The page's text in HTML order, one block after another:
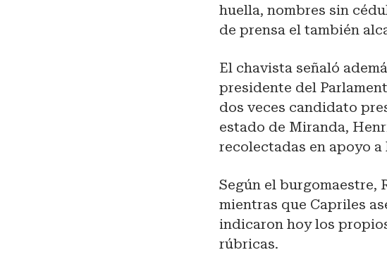
huella, nombres sin
de prensa el también
El chavista señaló
presidente del
dos veces candidato
estado de Miranda,
recolectadas en apoyo
Según el burgomaestre,
mientras que Capriles
indicaron hoy los
rúbricas.